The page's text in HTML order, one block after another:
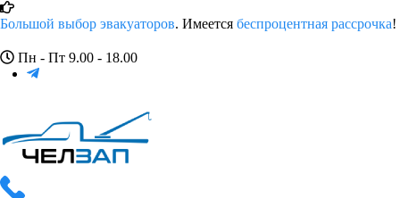
Большой выбор эвакуаторов. Имеется беспроцентная рассрочка!
Пн - Пт 9.00 - 18.00